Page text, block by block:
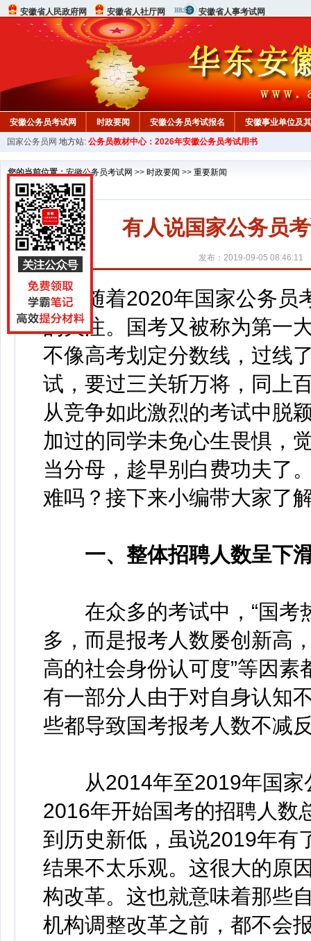
安徽省人民政府网 安徽省人社厅网 安徽省人事考试网
安徽公务员考试网 时政要闻 安徽公务员考试报名
安徽事业单位及
国家公务员网 地方站: 公务员教材中心：2026年安徽公务员考试用书
您的当前位置：安徽公务员考试网 >> 时政要闻 >> 重要新闻
有人说国家公务员
发布：2019-09-05 08:46:11
随着2020年国家公务员考
的关注。国考又被称为第一
不像高考划定分数线，过线
试，要过三关斩万将，同上
从竞争如此激烈的考试中脱
加过的同学未免心生畏惧，
当分母，趁早别白费功夫了
难吗？接下来小编带大家了
一、整体招聘人数呈下
在众多的考试中，“国考
多，而是报考人数屡创新高
高的社会身份认可度”等因
有一部分人由于对自身认知
些都导致国考报考人数不减
从2014年至2019年国家
2016年开始国考的招聘人数
到历史新低，虽说2019年有
结果不太乐观。这很大的原
构改革。这也就意味着那些
机构调整改革之前，都不会